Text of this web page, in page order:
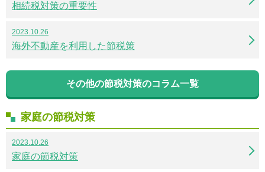
相続税対策の重要性
2023.10.26
海外不動産を利用した節税策
その他の節税対策のコラム一覧
家庭の節税対策
2023.10.26
家庭の節税対策